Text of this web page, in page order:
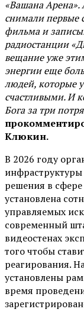
«Вашана
снимали первые
фильма и
радиостанции
вещание уже
энергии еще
людей, которые
счастливыми. И
Бога за три
Клюкин.
В 2026 году
решения в
установлена
управляемых
современный
видеостенах
того чтобы
реагирования.
установлены
время